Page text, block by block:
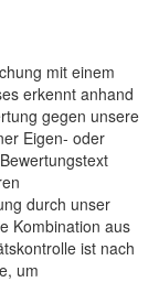
mit einem
erkennt anhand
gegen unsere
Eigen- oder
durch unser
Kombination aus
ist nach
um